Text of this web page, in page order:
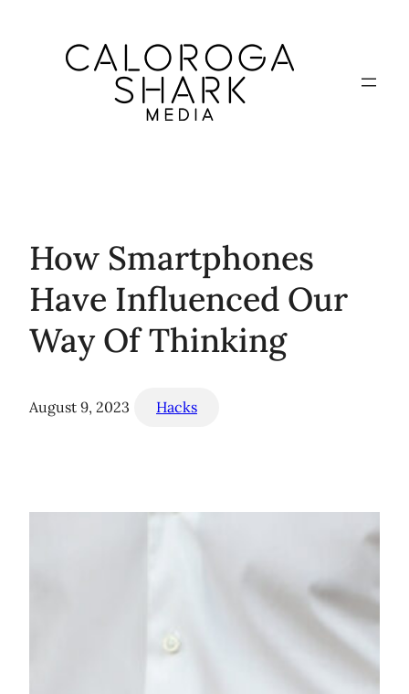
How Smartphones
Have Influenced Our
Way Of Thinking
August 9, 2023 Hacks